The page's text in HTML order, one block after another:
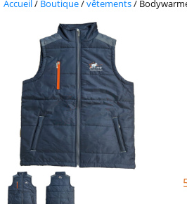
Accueil/ Boutique/vêtements/